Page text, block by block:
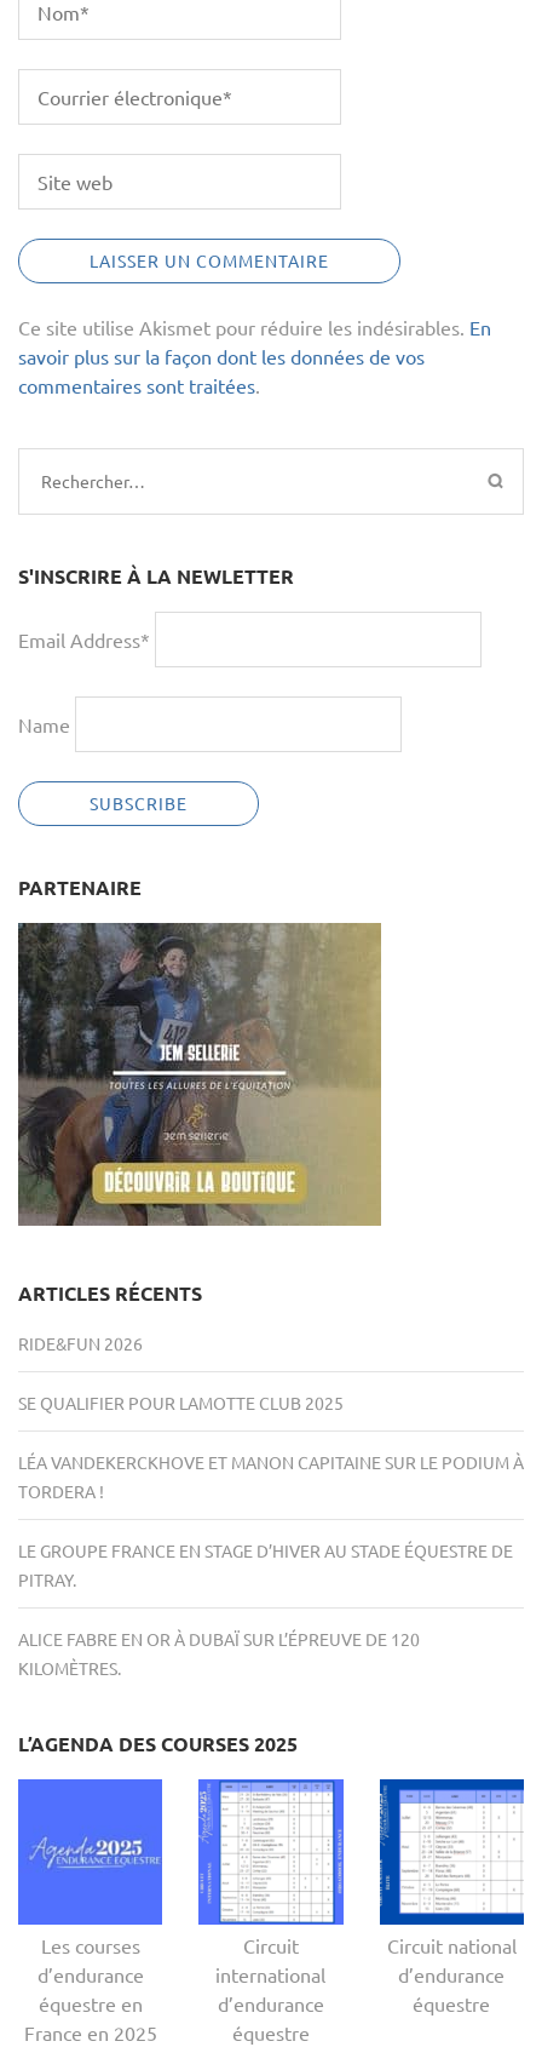
Ce site utilise Akismet pour réduire les indésirables. En
savoir plus sur la façon dont les données de vos
commentaires sont traitées.
Rechercher :
S'INSCRIRE À LA NEWLETTER
Email Address*
Name
PARTENAIRE
ARTICLES RÉCENTS
RIDE&FUN 2026
SE QUALIFIER POUR LAMOTTE CLUB 2025
LÉA VANDEKERCKHOVE ET MANON CAPITAINE SUR LE PODIUM À
TORDERA !
LE GROUPE FRANCE EN STAGE D’HIVER AU STADE ÉQUESTRE DE
PITRAY.
ALICE FABRE EN OR À DUBAÏ SUR L’ÉPREUVE DE 120
KILOMÈTRES.
L’AGENDA DES COURSES 2025
Les courses
d’endurance
équestre en
France en 2025
Circuit
international
d’endurance
équestre
Circuit national
d’endurance
équestre